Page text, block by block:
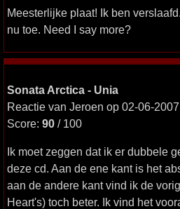
Meesterlijke plaat! Ik ben
nu toe. Need I say more?
Sonata Arctica - Unia
Reactie van Jeroen op 02-06-
Score: 90 / 100
Ik moet zeggen dat ik er dubbele
deze cd. Aan de ene kant is het
aan de andere kant vind ik de
Heart's) toch beter. Ik vind het